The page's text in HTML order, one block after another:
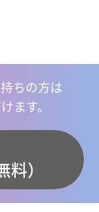
ちの方は
ます。
）